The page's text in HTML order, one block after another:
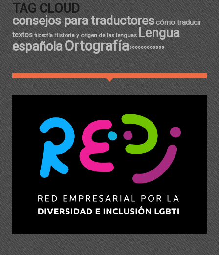
TAG CLOUD
consejos para traductorescómo traducir
textos filosofía Historia y origen de las lenguas Lengua
españolaOrtografíaºººººººººººº